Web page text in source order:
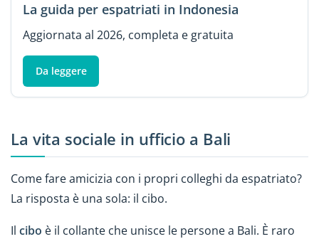
La guida per espatriati in Indonesia
Aggiornata al 2026, completa e gratuita
Da leggere
La vita sociale in ufficio a Bali
Come fare amicizia con i propri colleghi da espatriato?
La risposta è una sola: il cibo.
Il cibo è il collante che unisce le persone a Bali. È raro